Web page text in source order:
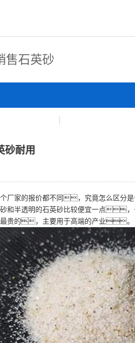
售石英砂
砂耐用
家的报价都不同，究竟怎么区分是
和半透明的石英砂比较便宜一点
贵的，主要用于高端的产业。